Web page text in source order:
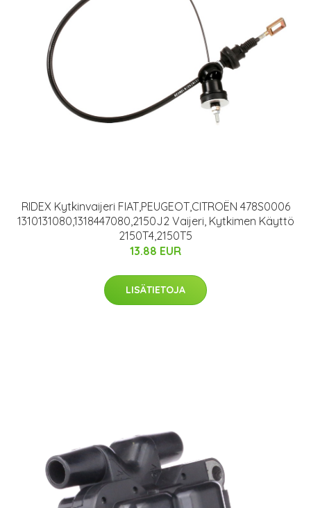
RIDEX Kytkinvaijeri FIAT,PEUGEOT,CITROËN 478S0006
1310131080,1318447080,2150J2 Vaijeri, Kytkimen Käyttö
2150T4,2150T5
13.88 EUR
LISÄTIETOJA